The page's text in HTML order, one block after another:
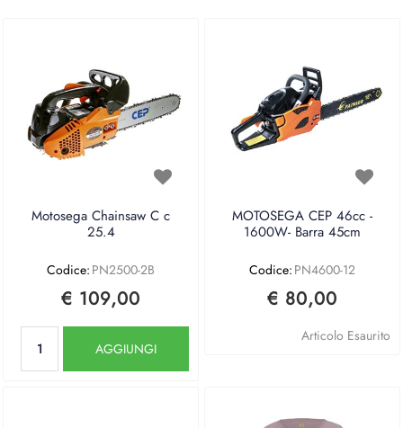
Motosega Chainsaw C c
25.4
Codice: PN2500-2B
€ 109,00
AGGIUNGI
MOTOSEGA CEP 46cc -
1600W- Barra 45cm
Codice: PN4600-12
€ 80,00
Articolo Esaurito